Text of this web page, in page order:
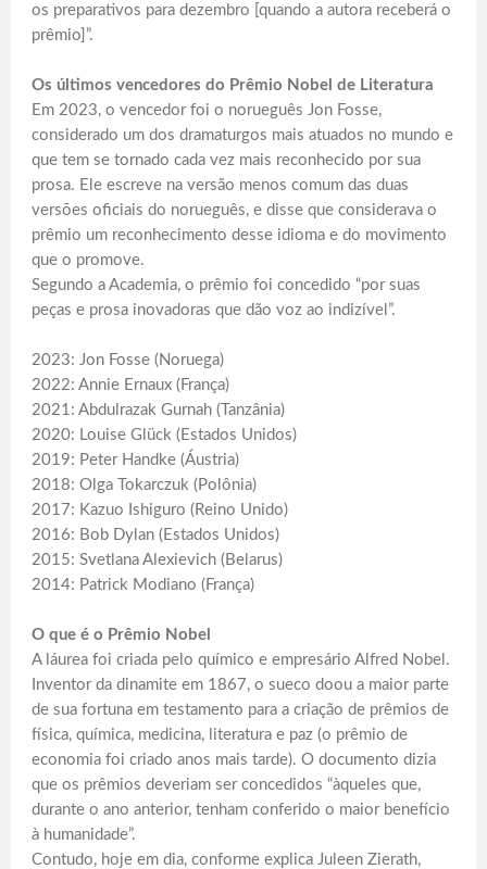
os preparativos para dezembro [quando a autora receberá o
prêmio]”.
Os últimos vencedores do Prêmio Nobel de Literatura
Em 2023, o vencedor foi o norueguês Jon Fosse,
considerado um dos dramaturgos mais atuados no mundo e
que tem se tornado cada vez mais reconhecido por sua
prosa. Ele escreve na versão menos comum das duas
versões oficiais do norueguês, e disse que considerava o
prêmio um reconhecimento desse idioma e do movimento
que o promove.
Segundo a Academia, o prêmio foi concedido “por suas
peças e prosa inovadoras que dão voz ao indizível”.
2023: Jon Fosse (Noruega)
2022: Annie Ernaux (França)
2021: Abdulrazak Gurnah (Tanzânia)
2020: Louise Glück (Estados Unidos)
2019: Peter Handke (Áustria)
2018: Olga Tokarczuk (Polônia)
2017: Kazuo Ishiguro (Reino Unido)
2016: Bob Dylan (Estados Unidos)
2015: Svetlana Alexievich (Belarus)
2014: Patrick Modiano (França)
O que é o Prêmio Nobel
A láurea foi criada pelo químico e empresário Alfred Nobel.
Inventor da dinamite em 1867, o sueco doou a maior parte
de sua fortuna em testamento para a criação de prêmios de
física, química, medicina, literatura e paz (o prêmio de
economia foi criado anos mais tarde). O documento dizia
que os prêmios deveriam ser concedidos “àqueles que,
durante o ano anterior, tenham conferido o maior benefício
à humanidade”.
Contudo, hoje em dia, conforme explica Juleen Zierath,